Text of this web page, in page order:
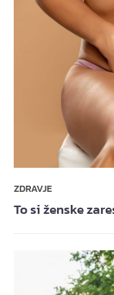
ZDRAVJE
To si ženske